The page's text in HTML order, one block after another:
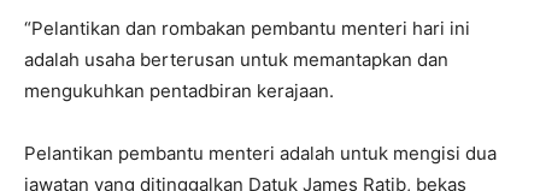
“Pelantikan dan rombakan pembantu menteri hari ini
adalah usaha berterusan untuk memantapkan dan
mengukuhkan pentadbiran kerajaan.
Pelantikan pembantu menteri adalah untuk mengisi dua
jawatan yang ditinggalkan Datuk James Ratib, bekas